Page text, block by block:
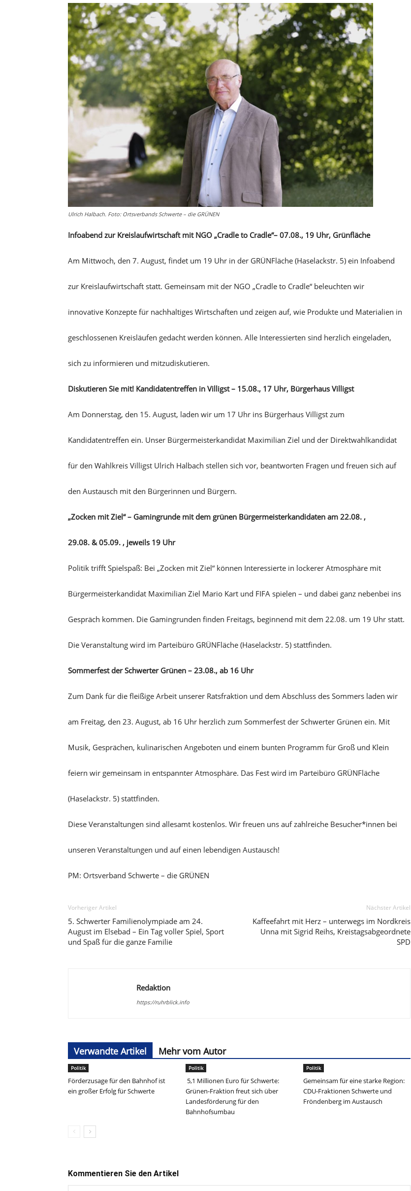
Ulrich Halbach. Foto: Ortsverbands Schwerte – die GRÜNEN
Infoabend zur Kreislaufwirtschaft mit NGO „Cradle to Cradle“– 07.08., 19 Uhr, Grünfläche
Am Mittwoch, den 7. August, findet um 19 Uhr in der GRÜNFläche (Haselackstr. 5) ein Infoabend
zur Kreislaufwirtschaft statt. Gemeinsam mit der NGO „Cradle to Cradle“ beleuchten wir
innovative Konzepte für nachhaltiges Wirtschaften und zeigen auf, wie Produkte und Materialien in
geschlossenen Kreisläufen gedacht werden können. Alle Interessierten sind herzlich eingeladen,
sich zu informieren und mitzudiskutieren.
Diskutieren Sie mit! Kandidatentreffen in Villigst – 15.08., 17 Uhr, Bürgerhaus Villigst
Am Donnerstag, den 15. August, laden wir um 17 Uhr ins Bürgerhaus Villigst zum
Kandidatentreffen ein. Unser Bürgermeisterkandidat Maximilian Ziel und der Direktwahlkandidat
für den Wahlkreis Villigst Ulrich Halbach stellen sich vor, beantworten Fragen und freuen sich auf
den Austausch mit den Bürgerinnen und Bürgern.
„Zocken mit Ziel“ – Gamingrunde mit dem grünen Bürgermeisterkandidaten am 22.08. ,
29.08. & 05.09. , jeweils 19 Uhr
Politik trifft Spielspaß: Bei „Zocken mit Ziel“ können Interessierte in lockerer Atmosphäre mit
Bürgermeisterkandidat Maximilian Ziel Mario Kart und FIFA spielen – und dabei ganz nebenbei ins
Gespräch kommen. Die Gamingrunden finden Freitags, beginnend mit dem 22.08. um 19 Uhr statt.
Die Veranstaltung wird im Parteibüro GRÜNFläche (Haselackstr. 5) stattfinden.
Sommerfest der Schwerter Grünen – 23.08., ab 16 Uhr
Zum Dank für die fleißige Arbeit unserer Ratsfraktion und dem Abschluss des Sommers laden wir
am Freitag, den 23. August, ab 16 Uhr herzlich zum Sommerfest der Schwerter Grünen ein. Mit
Musik, Gesprächen, kulinarischen Angeboten und einem bunten Programm für Groß und Klein
feiern wir gemeinsam in entspannter Atmosphäre. Das Fest wird im Parteibüro GRÜNFläche
(Haselackstr. 5) stattfinden.
Diese Veranstaltungen sind allesamt kostenlos. Wir freuen uns auf zahlreiche Besucher*innen bei
unseren Veranstaltungen und auf einen lebendigen Austausch!
PM: Ortsverband Schwerte – die GRÜNEN
Vorheriger Artikel
5. Schwerter Familienolympiade am 24.
August im Elsebad – Ein Tag voller Spiel, Sport
und Spaß für die ganze Familie
Nächster Artikel
Kaffeefahrt mit Herz – unterwegs im Nordkreis
Unna mit Sigrid Reihs, Kreistagsabgeordnete
SPD
Redaktion
https://ruhrblick.info
Verwandte Artikel Mehr vom Autor
Politik
Förderzusage für den Bahnhof ist
ein großer Erfolg für Schwerte
Politik
5,1 Millionen Euro für Schwerte:
Grünen-Fraktion freut sich über
Landesförderung für den
Bahnhofsumbau
Politik
Gemeinsam für eine starke Region:
CDU-Fraktionen Schwerte und
Fröndenberg im Austausch
Kommentieren Sie den Artikel